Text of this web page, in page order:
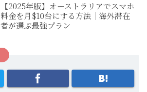
【2025年版】オーストラリアでスマホ
料金を月$10台にする方法｜海外滞在
者が選ぶ最強プラン